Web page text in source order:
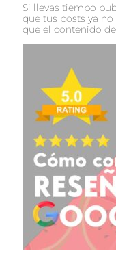
Si llevas tiempo
que tus posts ya
que el contenido